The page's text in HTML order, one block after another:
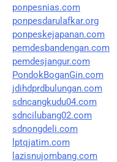
ponpesnias.com
ponpesdarulafkar.org
ponpeskejapanan.com
pemdesbandengan.com
pemdesjangur.com
PondokBoganGin.com
jdihdprdbulungan.com
sdncangkudu04.com
sdncilubang02.com
sdnongdeli.com
lptqjatim.com
lazisnujombang.com